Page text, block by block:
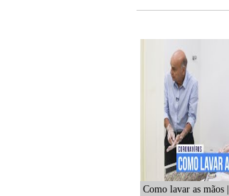
Como lavar as mãos